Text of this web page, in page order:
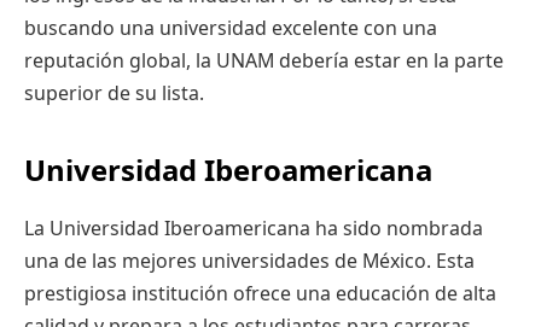
buscando una universidad excelente con una
reputación global, la UNAM debería estar en la parte
superior de su lista.
Universidad Iberoamericana
La Universidad Iberoamericana ha sido nombrada
una de las mejores universidades de México. Esta
prestigiosa institución ofrece una educación de alta